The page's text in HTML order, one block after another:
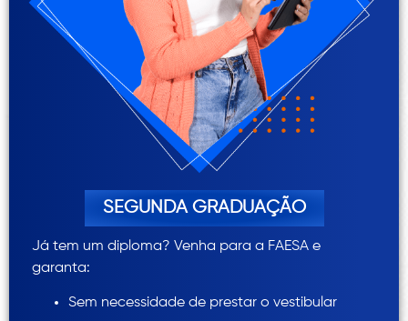
SEGUNDA GRADUAÇÃO
Já tem um diploma? Venha para a FAESA e
garanta:
Sem necessidade de prestar o vestibular